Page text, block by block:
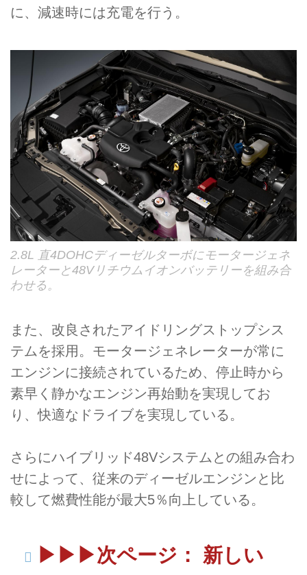
に、減速時には充電を行う。
2.8L 直4DOHCディーゼルターボにモータージェネ
レーターと48Vリチウムイオンバッテリーを組み合
わせる。
また、改良されたアイドリングストップシス
テムを採用。モータージェネレーターが常に
エンジンに接続されているため、停止時から
素早く静かなエンジン再始動を実現してお
り、快適なドライブを実現している。
さらにハイブリッド48Vシステムとの組み合わ
せによって、従来のディーゼルエンジンと比
較して燃費性能が最大5％向上している。
▶▶▶次ページ： 新しい